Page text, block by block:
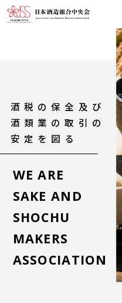
酒税の保全及び
酒類業の取引の
安定を図る
WE ARE
SAKE AND
SHOCHU
MAKERS
ASSOCIATION